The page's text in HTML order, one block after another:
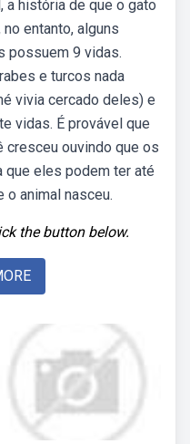
a história de que o gato
entanto, alguns
possuem 9 vidas.
e turcos nada
vivia cercado deles) e
vidas. É provável que
cresceu ouvindo que os
eles podem ter até
o animal nasceu.
the button below.